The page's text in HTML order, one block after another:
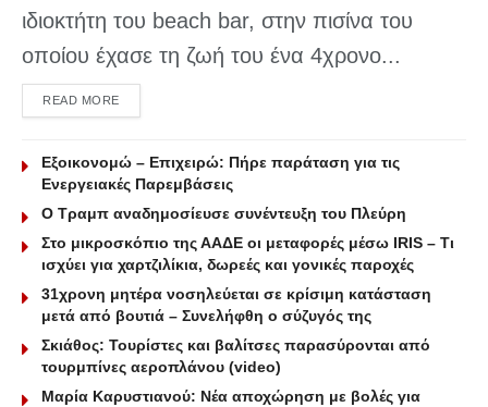
ιδιοκτήτη του beach bar, στην πισίνα του
οποίου έχασε τη ζωή του ένα 4χρονο...
READ MOREDETAILS
Εξοικονομώ – Επιχειρώ: Πήρε παράταση για τις
Ενεργειακές Παρεμβάσεις
Ο Τραμπ αναδημοσίευσε συνέντευξη του Πλεύρη
Στο μικροσκόπιο της ΑΑΔΕ οι μεταφορές μέσω IRIS – Τι
ισχύει για χαρτζιλίκια, δωρεές και γονικές παροχές
31χρονη μητέρα νοσηλεύεται σε κρίσιμη κατάσταση
μετά από βουτιά – Συνελήφθη ο σύζυγός της
Σκιάθος: Τουρίστες και βαλίτσες παρασύρονται από
τουρμπίνες αεροπλάνου (video)
Μαρία Καρυστιανού: Νέα αποχώρηση με βολές για